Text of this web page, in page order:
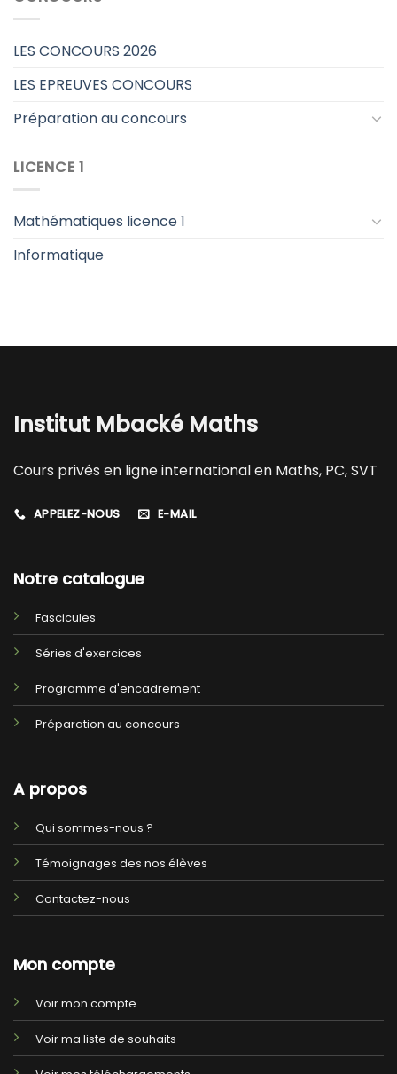
LES CONCOURS 2026
LES EPREUVES CONCOURS
Préparation au concours
LICENCE 1
Mathématiques licence 1
Informatique
Institut Mbacké Maths
Cours privés en ligne international en Maths, PC, SVT
APPELEZ-NOUS E-MAIL
Notre catalogue
Fascicules
Séries d'exercices
Programme d'encadrement
Préparation au concours
A propos
Qui sommes-nous ?
Témoignages des nos élèves
Contactez-nous
Mon compte
Voir mon compte
Voir ma liste de souhaits